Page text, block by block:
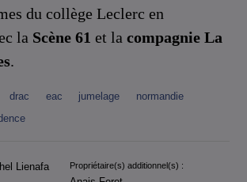
du collège Leclerc en
la Scène 61 et la compagnie La
.
drac eac jumelage
normandie
Lienafa Propriétaire(s) additionnel(s) :